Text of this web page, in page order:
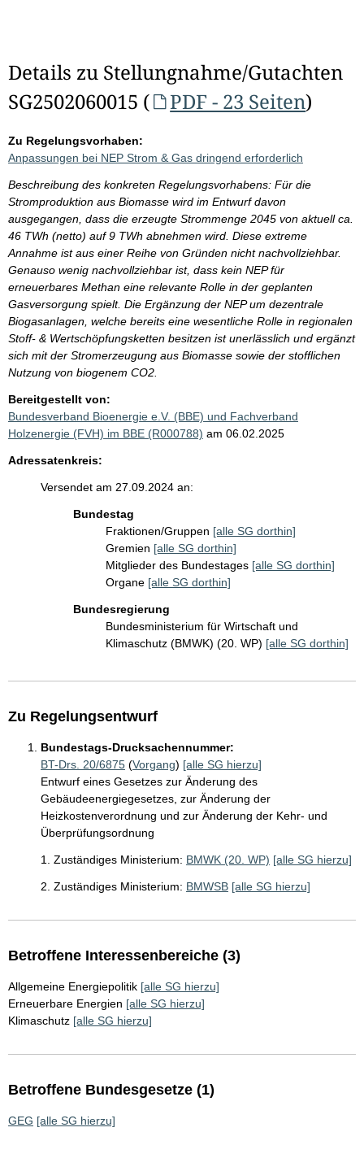
Details zu Stellungnahme/Gutachten
SG2502060015 (
PDF - 23 Seiten)
Zu Regelungsvorhaben:
Anpassungen bei NEP Strom & Gas dringend erforderlich
Beschreibung des konkreten Regelungsvorhabens: Für die
Stromproduktion aus Biomasse wird im Entwurf davon
ausgegangen, dass die erzeugte Strommenge 2045 von aktuell ca.
46 TWh (netto) auf 9 TWh abnehmen wird. Diese extreme
Annahme ist aus einer Reihe von Gründen nicht nachvollziehbar.
Genauso wenig nachvollziehbar ist, dass kein NEP für
erneuerbares Methan eine relevante Rolle in der geplanten
Gasversorgung spielt. Die Ergänzung der NEP um dezentrale
Biogasanlagen, welche bereits eine wesentliche Rolle in regionalen
Stoff- & Wertschöpfungsketten besitzen ist unerlässlich und ergänzt
sich mit der Stromerzeugung aus Biomasse sowie der stofflichen
Nutzung von biogenem CO2.
Bereitgestellt von:
Bundesverband Bioenergie e.V. (BBE) und Fachverband
Holzenergie (FVH) im BBE (R000788) am 06.02.2025
Adressatenkreis:
Versendet am 27.09.2024 an:
Bundestag
Fraktionen/Gruppen [alle SG dorthin]
Gremien [alle SG dorthin]
Mitglieder des Bundestages [alle SG dorthin]
Organe [alle SG dorthin]
Bundesregierung
Bundesministerium für Wirtschaft und
Klimaschutz (BMWK) (20. WP) [alle SG dorthin]
Zu Regelungsentwurf
Bundestags-Drucksachennummer:
BT-Drs. 20/6875 (Vorgang) [alle SG hierzu]
Entwurf eines Gesetzes zur Änderung des
Gebäudeenergiegesetzes, zur Änderung der
Heizkostenverordnung und zur Änderung der Kehr- und
Überprüfungsordnung
1. Zuständiges Ministerium: BMWK (20. WP) [alle SG hierzu]
2. Zuständiges Ministerium: BMWSB [alle SG hierzu]
Betroffene Interessenbereiche (3)
Allgemeine Energiepolitik [alle SG hierzu]
Erneuerbare Energien [alle SG hierzu]
Klimaschutz [alle SG hierzu]
Betroffene Bundesgesetze (1)
GEG [alle SG hierzu]